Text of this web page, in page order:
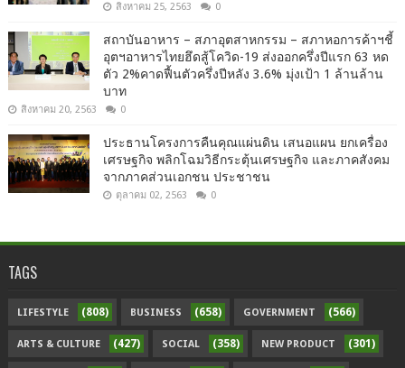
สิงหาคม 25, 2563 0
สถาบันอาหาร – สภาอุตสาหกรรม – สภาหอการค้าฯชี้
อุตฯอาหารไทยฮึดสู้โควิด-19 ส่งออกครึ่งปีแรก 63 หด
ตัว 2%คาดฟื้นตัวครึ่งปีหลัง 3.6% มุ่งเป้า 1 ล้านล้าน
บาท
สิงหาคม 20, 2563 0
ประธานโครงการคืนคุณแผ่นดิน เสนอแผน ยกเครื่อง
เศรษฐกิจ พลิกโฉมวิธีกระตุ้นเศรษฐกิจ และภาคสังคม
จากภาคส่วนเอกชน ประชาชน
ตุลาคม 02, 2563 0
TAGS
LIFESTYLE (808) BUSINESS (658) GOVERNMENT (566)
ARTS & CULTURE (427) SOCIAL (358) NEW PRODUCT (301)